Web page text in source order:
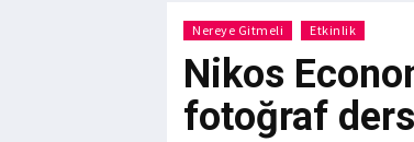
Nereye Gitmeli Etkinlik
Nikos
fotoğraf